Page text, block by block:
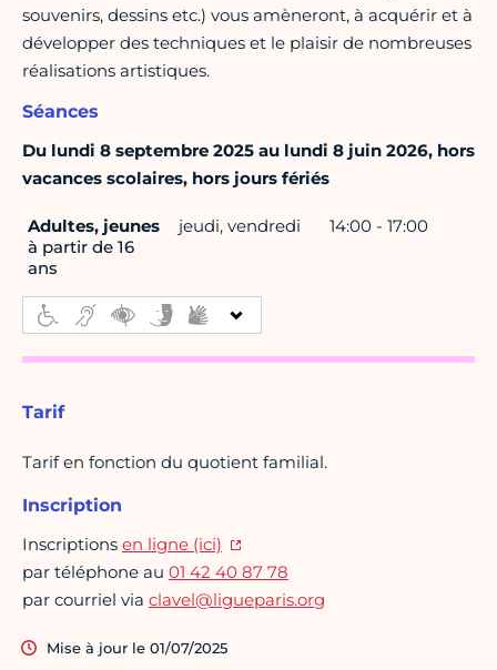
souvenirs, dessins etc.) vous amèneront, à acquérir et à
développer des techniques et le plaisir de nombreuses
réalisations artistiques.
Séances
Du lundi 8 septembre 2025 au lundi 8 juin 2026, hors
vacances scolaires, hors jours fériés
Adultes, jeunes
à partir de 16
ans
jeudi, vendredi 14:00 - 17:00
Tarif
Tarif en fonction du quotient familial.
Inscription
Inscriptions en ligne (ici)
par téléphone au 01 42 40 87 78
par courriel via clavel@ligueparis.org
Mise à jour le 01/07/2025